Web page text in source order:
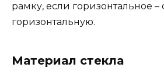
рамку, если горизонтальное –
горизонтальную.
Материал стекла